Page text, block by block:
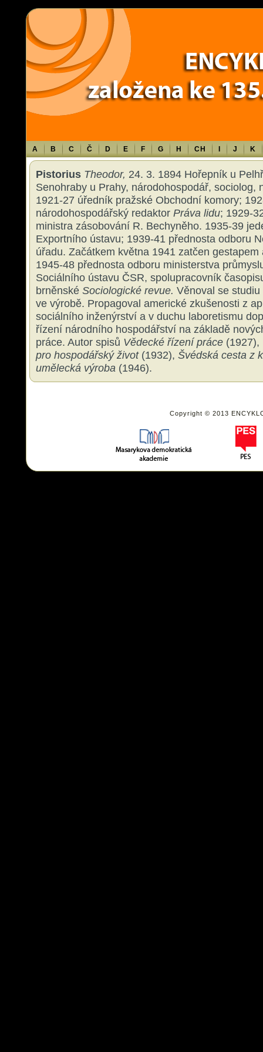
Warning: Use of undefined constant TXT - assumed 'TXT' (this will throw
content/themes/sablona/functions.php
A B C Č D E F G H CH J K
Pistorius Theodor, 24. 3. 1894 Hořepník u
Senohraby u Prahy, národohospodář, sociolog,
1921-27 úředník pražské Obchodní komory;
národohospodářský redaktor Práva lidu; 1929-
ministra zásobování R. Bechyněho. 1935-39
Exportního ústavu; 1939-41 přednosta odboru
úřadu. Začátkem května 1941 zatčen
1945-48 přednosta odboru ministerstva
Sociálního ústavu ČSR, spolupracovník
brněnské Sociologické revue. Věnoval se
ve výrobě. Propagoval americké zkušenosti z
sociálního inženýrství a v duchu laboretismu
řízení národního hospodářství na základě
práce. Autor spisů Vědecké řízení práce (1927),
pro hospodářský život(1932), Švédská cesta z
umělecká výroba (1946).
Copyright © 2013